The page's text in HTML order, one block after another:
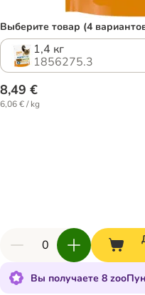
Выберите товар (4
1,4 кг
1856275.3
8,49 €
6,06 € / kg
Вы получаете 8